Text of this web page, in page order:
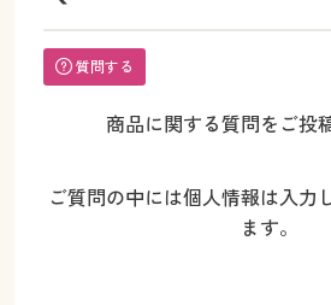
質問する
商品に関する質問をご投
ご質問の中には個人情報は入力
ます。